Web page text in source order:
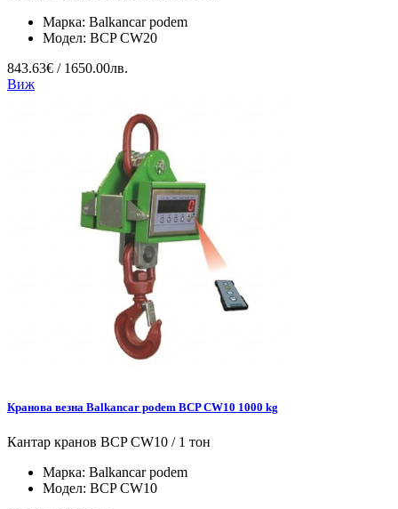
Марка: Balkancar podem
Модел: BCP CW20
843.63€ / 1650.00лв.
Виж
Кранова везна Balkancar podem BCP CW10 1000 kg
Кантар кранов BCP CW10 / 1 тон
Марка: Balkancar podem
Модел: BCP CW10